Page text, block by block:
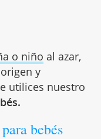
o niño al azar,
y
utilices nuestro
bebés